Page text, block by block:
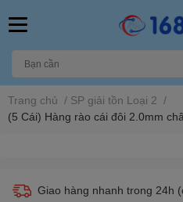
Trang chủ / SP giải tồn Loại 2 /
(5 Cái) Hàng rào cái đôi 2.0mm
Giao hàng nhanh trong 24h